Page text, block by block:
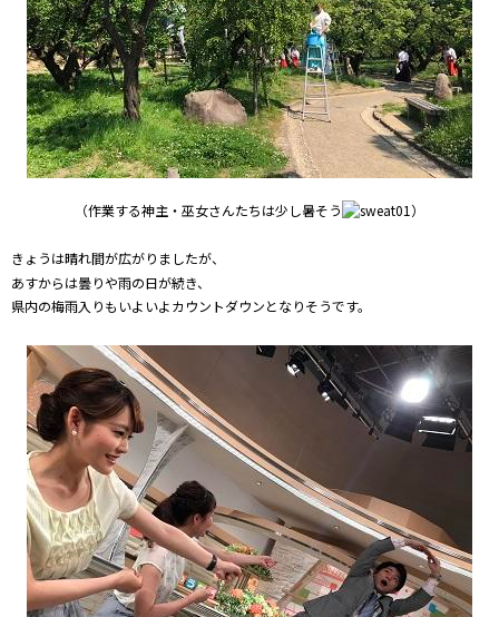
（作業する神主・巫女さんたちは少し暑そう ）
きょうは晴れ間が広がりましたが、
あすからは曇りや雨の日が続き、
県内の梅雨入りもいよいよカウントダウンとなりそうです。